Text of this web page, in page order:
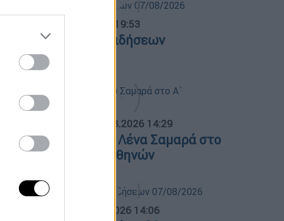
07.08.2026 19:53
Κεντρικό δελτίο ειδήσεων
07/08/2026
07.08.2026 14:29
Μνημόσυνο για τη Λένα Σαμαρά στο
Α΄ Νεκροταφείο Αθηνών
07.08.2026 14:06